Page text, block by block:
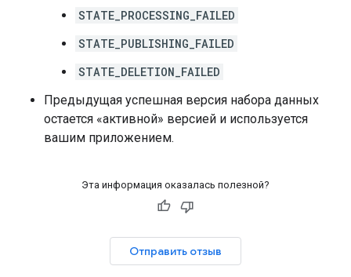
STATE_PROCESSING_FAILED
STATE_PUBLISHING_FAILED
STATE_DELETION_FAILED
Предыдущая успешная версия набора данных
остается «активной» версией и используется
вашим приложением.
Эта информация оказалась полезной?
Отправить отзыв